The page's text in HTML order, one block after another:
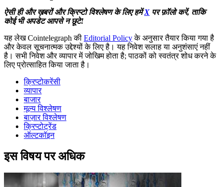
ऐसी ही और ख़बरों और क्रिप्टो विश्लेषण के लिए हमेंX पर फ़ॉलो करें, ताकि
कोई भी अपडेट आपसे न छूटे!
यह लेख Cointelegraph की Editorial Policyके अनुसार तैयार किया गया है
और केवल सूचनात्मक उद्देश्यों के लिए है। यह निवेश सलाह या अनुशंसाएं नहीं
है। सभी निवेश और व्यापार में जोखिम होता है; पाठकों को स्वतंत्र शोध करने के
लिए प्रोत्साहित किया जाता है।
क्रिप्टोकरेंसी
व्यापार
बाजार
मूल्य विश्लेषण
बाज़ार विश्लेषण
क्रिप्टोट्रेंड
ऑल्टकॉइन
इस विषय पर अधिक